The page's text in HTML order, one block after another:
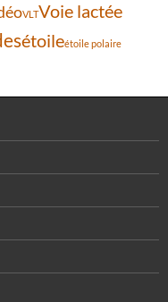
VLTVoie lactée
étoileétoile polaire